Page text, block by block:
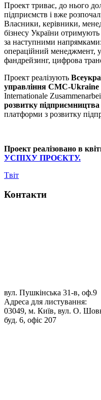
Проект триває, до нього
підприємств і вже
Власники, керівники,
бізнесу України
за наступними
операційний менеджмент,
фандрейзинг, цифрова
Проект реалізують
управління CMC-Ukraine
Internationale
розвитку підприємництва
платформи з розвитку
Проект реалізовано в
УСПІХУ ПРОЄКТУ.
Tвіт
Контакти
вул. Пушкінська 31-в, оф.9
Адреса для листування:
03049, м. Київ, вул. О.
буд. 6, офіс 207